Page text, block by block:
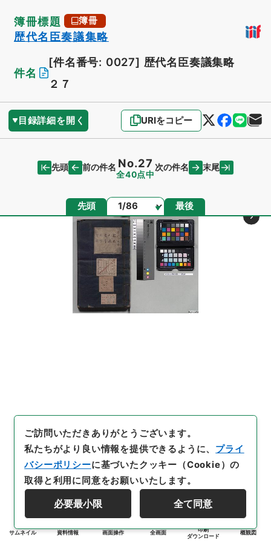
簿冊標題 簿冊
歴代名臣奏議集略
件名
[件名番号: 0027] 歴代名臣奏議集略
２７
目録詳細を開く URIをコピー
先頭 前の件名 No.27
全40点中
次の件名 末尾
先頭 ページ 最後
サムネイル 資料情報 画面操作 全画面
印刷
ダウンロード
概観図
ご訪問いただきありがとうございます。
私たちがより良い情報を提供できるように、 プライ
バシーポリシーに基づいたクッキー（Cookie）の
取得と利用に同意をお願いいたします。
必要最小限 全て同意